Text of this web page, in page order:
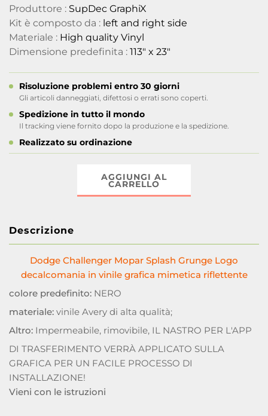
Produttore : SupDec GraphiX
Kit è composto da : left and right side
Materiale : High quality Vinyl
Dimensione predefinita : 113" x 23"
Risoluzione problemi entro 30 giorni
Gli articoli danneggiati, difettosi o errati sono coperti.
Spedizione in tutto il mondo
Il tracking viene fornito dopo la produzione e la spedizione.
Realizzato su ordinazione
AGGIUNGI AL
CARRELLO
Descrizione
Dodge Challenger Mopar Splash Grunge Logo
decalcomania in vinile grafica mimetica riflettente
colore predefinito: NERO
materiale: vinile Avery di alta qualità;
Altro: Impermeabile, rimovibile, IL NASTRO PER L'APP
DI TRASFERIMENTO VERRÀ APPLICATO SULLA
GRAFICA PER UN FACILE PROCESSO DI
INSTALLAZIONE!
Vieni con le istruzioni